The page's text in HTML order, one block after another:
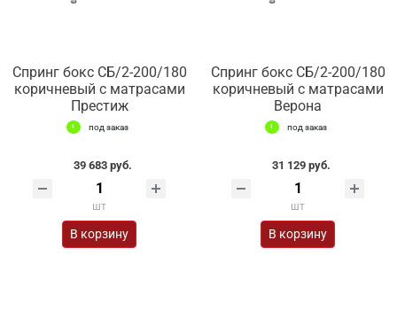
Спринг бокс СБ/2-200/180
коричневый с матрасами
Престиж
под заказ
39 683 руб.
шт
В корзину
Спринг бокс СБ/2-200/180
коричневый с матрасами
Верона
под заказ
31 129 руб.
шт
В корзину